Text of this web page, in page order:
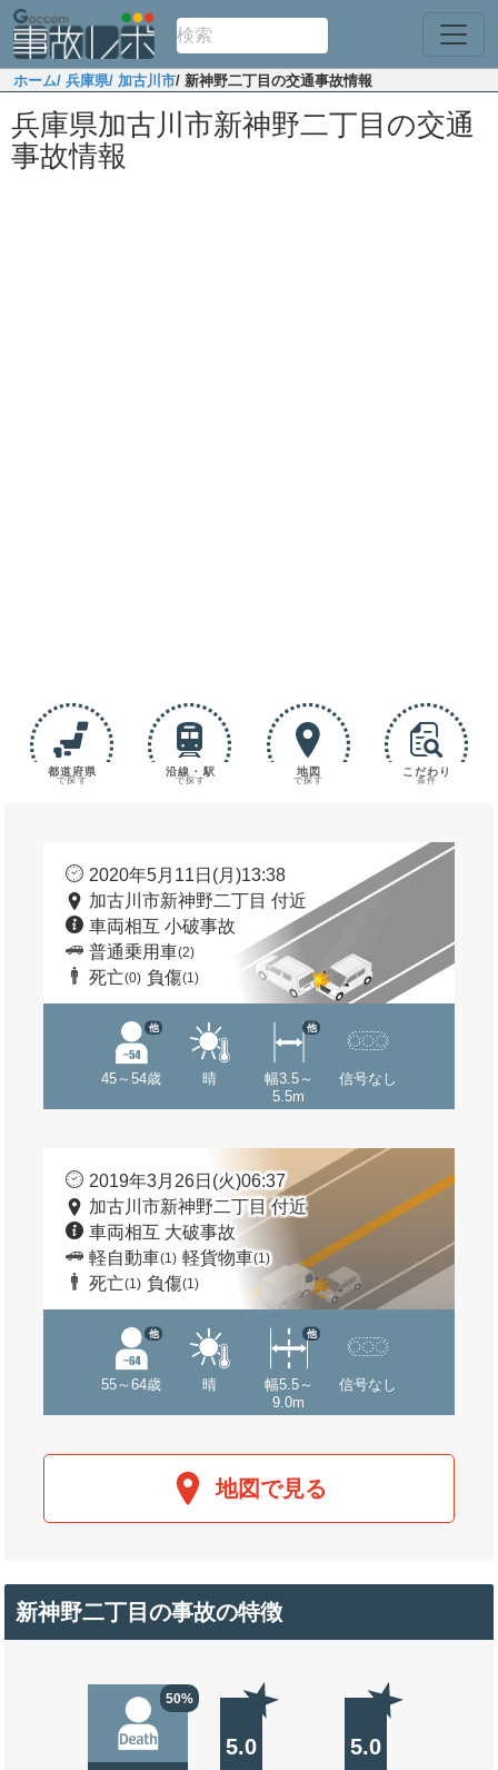
ホーム/ 兵庫県/ 加古川市/ 新神野二丁目の交通事故情報
兵庫県加古川市新神野二丁目の交通
事故情報
都道府県
で探す
沿線・駅
で探す
地図
で探す
こだわり
条件
2020年5月11日(月)13:38
加古川市新神野二丁目 付近
車両相互 小破事故
普通乗用車(2)
死亡(0) 負傷(1)
45～54歳
他
晴
幅3.5～
5.5m
他
信号なし
2019年3月26日(火)06:37
加古川市新神野二丁目 付近
車両相互 大破事故
軽自動車(1) 軽貨物車(1)
死亡(1) 負傷(1)
55～64歳
他
晴
幅5.5～
9.0m
他
信号なし
地図で見る
新神野二丁目の事故の特徴
50%
5.0 5.0